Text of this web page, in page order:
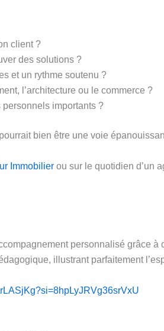
client ?
des solutions ?
et un rythme soutenu ?
l’architecture ou le commerce ?
importants ?
bien être une voie
Immobilier ou sur le quotidien d’un
personnalisé grâce à
illustrant parfaitement